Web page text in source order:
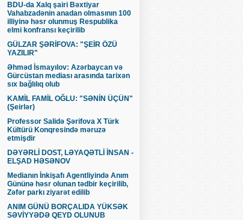
BDU-da Xalq şairi Bəxtiyar
Vahabzadənin anadan olmasının 100
illiyinə həsr olunmuş Respublika
elmi konfransı keçirilib
GÜLZAR ŞƏRİFOVA: "ŞEİR ÖZÜ
YAZILIR"
Əhməd İsmayılov: Azərbaycan və
Gürcüstan mediası arasında tarixən
sıx bağlılıq olub
KAMİL FAMİL OĞLU: "SƏNİN ÜÇÜN"
(Şeirlər)
Professor Salidə Şərifova X Türk
Kültürü Konqresində məruzə
etmişdir
DƏYƏRLİ DOST, LƏYAQƏTLİ İNSAN -
ELŞAD HƏSƏNOV
Medianın İnkişafı Agentliyində Anım
Gününə həsr olunan tədbir keçirilib,
Zəfər parkı ziyarət edilib
ANIM GÜNÜ BORÇALIDA YÜKSƏK
SƏVİYYƏDƏ QEYD OLUNUB